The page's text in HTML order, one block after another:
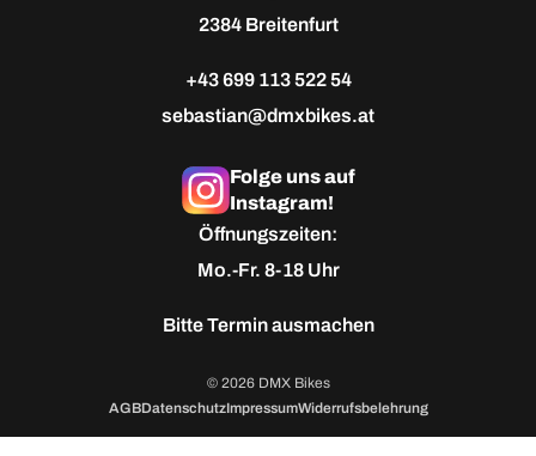
2384 Breitenfurt
+43 699 113 522 54
sebastian@dmxbikes.at
Folge uns auf
Instagram!
Öffnungszeiten:
Mo.-Fr. 8-18 Uhr
BitteTermin ausmachen
© 2026 DMX Bikes
AGBDatenschutzImpressumWiderrufsbelehrung